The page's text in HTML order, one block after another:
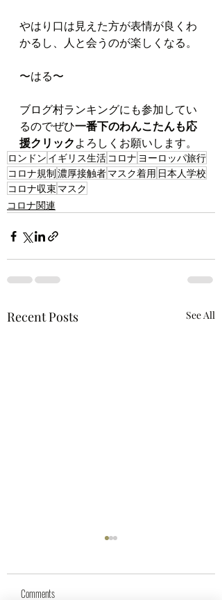
やはり口は見えた方が表情が良くわ
かるし、人と会うのが楽しくなる。
〜はる〜
ブログ村ランキングにも参加してい
るのでぜひ一番下のわんこたんも応
援クリックよろしくお願いします。
ロンドン イギリス生活 コロナ ヨーロッパ旅行
コロナ規制濃厚接触者マスク着用 日本人学校
コロナ収束マスク
コロナ関連
Recent Posts See All
Comments